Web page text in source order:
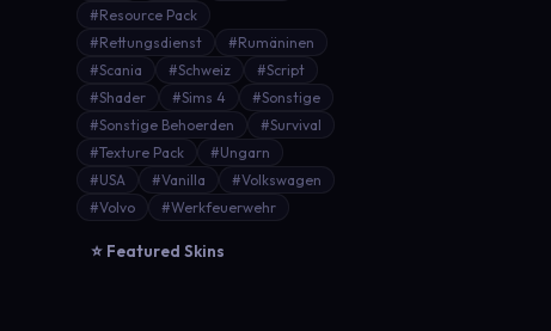
#Resource Pack
#Rettungsdienst
#Rumäninen
#Scania
#Schweiz
#Script
#Shader
#Sims 4
#Sonstige
#Sonstige Behoerden
#Survival
#Texture Pack
#Ungarn
#USA
#Vanilla
#Volkswagen
#Volvo
#Werkfeuerwehr
⭐ Featured Skins